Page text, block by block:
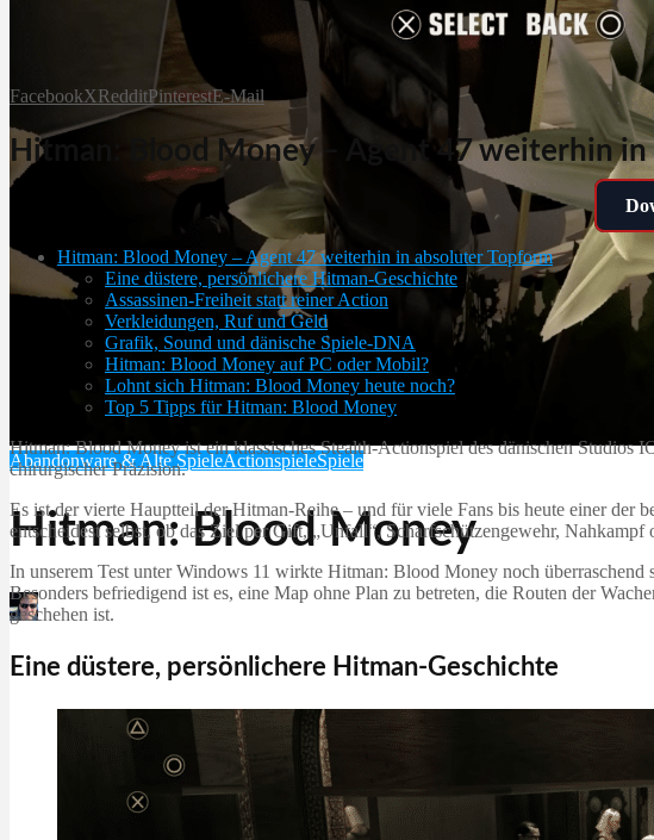
Abandonware & Alte SpieleActionspieleSpiele
Hitman: Blood Money
Martin Jørgensen
FacebookXRedditPinterestE-Mail
Hitman: Blood Money – Agent 47 weiterhin
Hitman: Blood Money – Agent 47 weiterhin in absoluter Topform
Eine düstere, persönlichere Hitman-Geschichte
Assassinen-Freiheit statt reiner Action
Verkleidungen, Ruf und Geld
Grafik, Sound und dänische Spiele-DNA
Hitman: Blood Money auf PC oder Mobil?
Lohnt sich Hitman: Blood Money heute noch?
Top 5 Tipps für Hitman: Blood Money
Hitman: Blood Money ist ein klassisches Stealth-Actionspiel des dänischen
chirurgischer Präzision.
Es ist der vierte Hauptteil der Hitman-Reihe – und für viele Fans bis heute einer der
entscheidest selbst, ob das Ziel per Gift, „Unfall“, Scharfschützengewehr, Nahkampf
In unserem Test unter Windows 11 wirkte Hitman: Blood Money noch
Besonders befriedigend ist es, eine Map ohne Plan zu betreten, die Routen der
geschehen ist.
Eine düstere, persönlichere Hitman-Geschichte